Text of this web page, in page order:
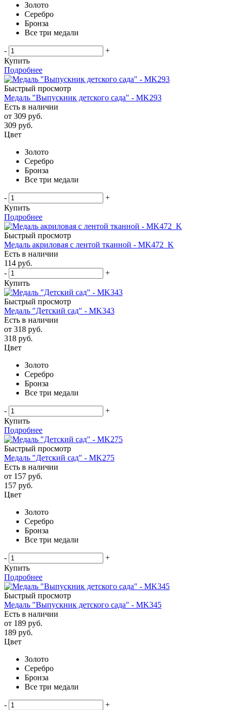
Золото
Серебро
Бронза
Все три медали
-
+
Купить
Подробнее
Быстрый просмотр
Медаль "Выпускник детского сада" - MK293
Есть в наличии
от 309 руб.
309 руб.
Цвет
Золото
Серебро
Бронза
Все три медали
-
+
Купить
Подробнее
Быстрый просмотр
Медаль акриловая с лентой тканной - MK472_K
Есть в наличии
114 руб.
-
+
Купить
Быстрый просмотр
Медаль "Детский сад" - MK343
Есть в наличии
от 318 руб.
318 руб.
Цвет
Золото
Серебро
Бронза
Все три медали
-
+
Купить
Подробнее
Быстрый просмотр
Медаль "Детский сад" - MK275
Есть в наличии
от 157 руб.
157 руб.
Цвет
Золото
Серебро
Бронза
Все три медали
-
+
Купить
Подробнее
Быстрый просмотр
Медаль "Выпускник детского сада" - MK345
Есть в наличии
от 189 руб.
189 руб.
Цвет
Золото
Серебро
Бронза
Все три медали
-
+